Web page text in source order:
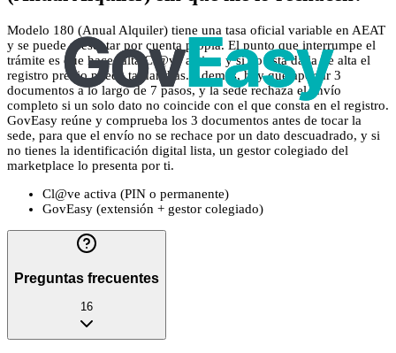
Modelo 180 (Anual Alquiler) tiene una tasa oficial variable en AEAT
y se puede presentar por cuenta propia. El punto que interrumpe el
trámite es que hace falta Cl@ve activa, y si no está dada de alta el
registro previo puede tardar días. Además, hay que aportar 3
documentos a lo largo de 7 pasos, y la sede rechaza el envío
completo si un solo dato no coincide con el que consta en el registro.
GovEasy reúne y comprueba los 3 documentos antes de tocar la
sede, para que el envío no se rechace por un dato descuadrado, y si
no tienes la identificación digital lista, un gestor colegiado del
marketplace lo presenta por ti.
Cl@ve activa (PIN o permanente)
GovEasy (extensión + gestor colegiado)
Preguntas frecuentes
16